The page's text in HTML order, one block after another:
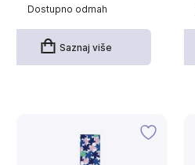
Dostupno odmah
Saznaj više